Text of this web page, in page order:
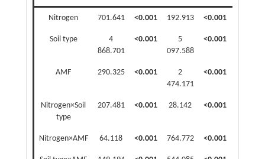
Nitrogen 701.641 <0.001 192.913 <0.001
Soil type
4
868.701
<0.001
5
097.588
<0.001
AMF 290.325 <0.001
2
474.171
<0.001
Nitrogen×Soil
type
207.481 <0.001 28.142 <0.001
Nitrogen×AMF 64.118 <0.001 764.772 <0.001